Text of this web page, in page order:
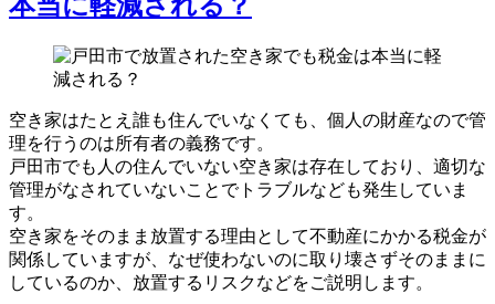
空き家はたとえ誰も住んでいなくても、個人の財産なので管
理を行うのは所有者の義務です。
戸田市でも人の住んでいない空き家は存在しており、適切な
管理がなされていないことでトラブルなども発生していま
す。
空き家をそのまま放置する理由として不動産にかかる税金が
関係していますが、なぜ使わないのに取り壊さずそのままに
しているのか、放置するリスクなどをご説明します。